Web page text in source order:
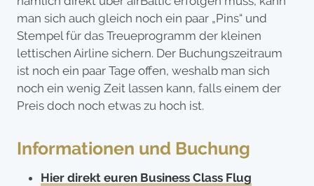
man sich auch gleich noch ein paar „Pins“ und
Stempel für das Treueprogramm der kleinen
lettischen Airline sichern. Der Buchungszeitraum
ist noch ein paar Tage offen, weshalb man sich
noch ein wenig Zeit lassen kann, falls einem der
Preis doch noch etwas zu hoch ist.
Informationen und Buchung
Hier direkt euren Business Class Flug